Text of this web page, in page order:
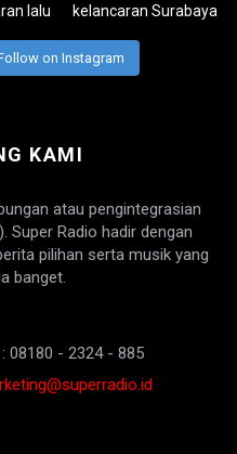
on Instagram
KAMI
atau pengintegrasian
Super Radio hadir dengan
pilihan serta musik yang
banget.
08180 - 2324 - 885